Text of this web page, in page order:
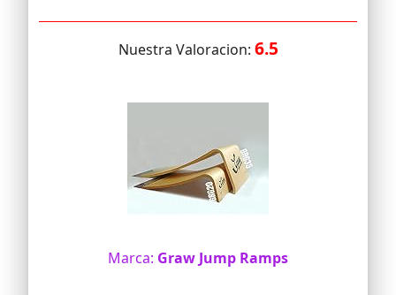
Nuestra Valoracion: 6.5
Marca: Graw Jump Ramps